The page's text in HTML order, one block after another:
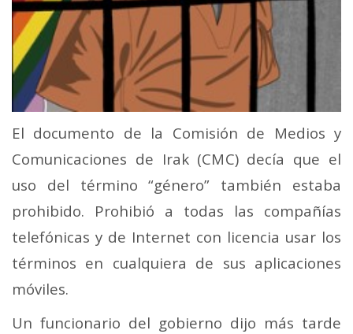
El documento de la Comisión de Medios y
Comunicaciones de Irak (CMC) decía que el
uso del término “género” también estaba
prohibido. Prohibió a todas las compañías
telefónicas y de Internet con licencia usar los
términos en cualquiera de sus aplicaciones
móviles.
Un funcionario del gobierno dijo más tarde